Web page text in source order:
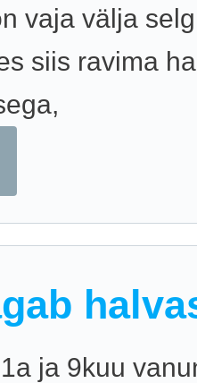
vaja välja
siis ravima
ja 9kuu